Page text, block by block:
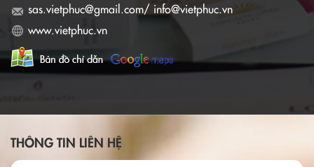
sas.vietphuc@gmail.com/ info@vietphuc.vn
www.vietphuc.vn
THÔNG TIN LIÊN HỆ